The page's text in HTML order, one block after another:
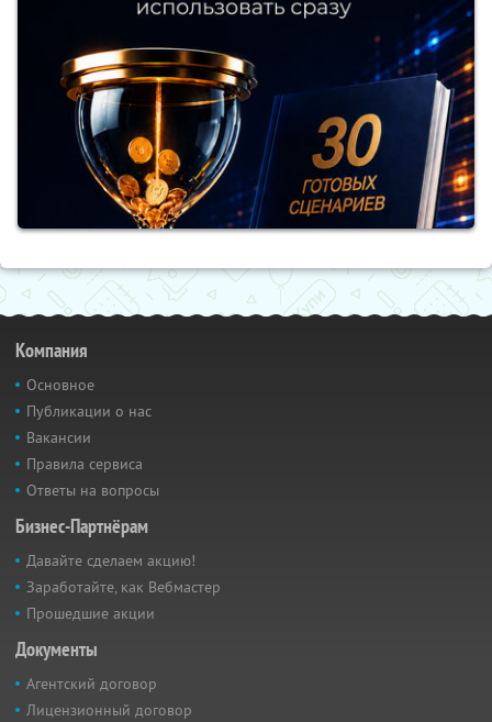
Компания
Основное
Публикации о нас
Вакансии
Правила сервиса
Ответы на вопросы
Бизнес-Партнёрам
Давайте сделаем акцию!
Заработайте, как Вебмастер
Прошедшие акции
Документы
Агентский договор
Лицензионный договор